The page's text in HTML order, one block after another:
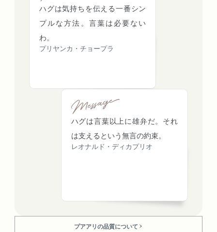
ハグは気持ちを伝える一番シン
プルな方法。言葉は必要ない
わ。
プリヤンカ・チョープラ
ハグは言葉以上に雄弁だ。それ
は支えるという無言の約束。
レオナルド・ディカプリオ
プアアリの品質について